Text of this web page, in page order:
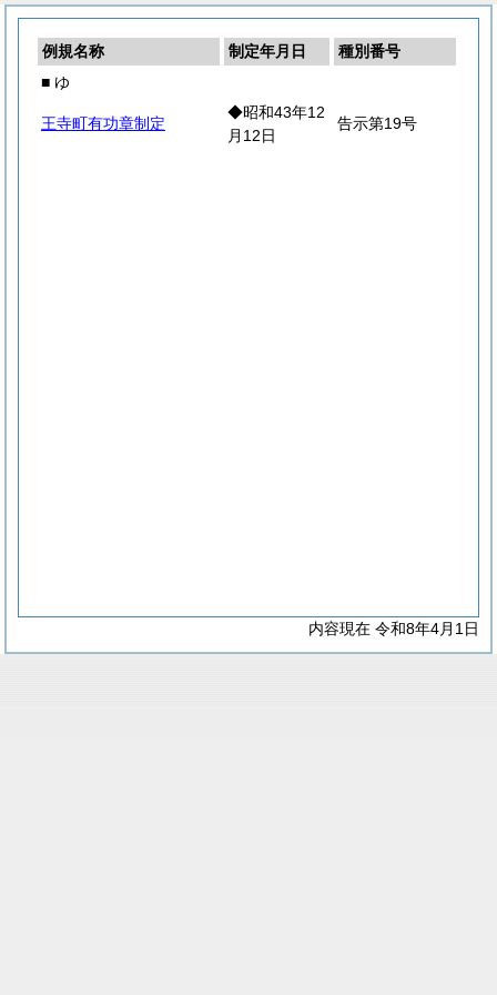
例規名称 制定年月日
種別番号
■ ゆ
王寺町有功章制定
◆昭和43年12
月12日
告示第19号
内容現在 令和8年4月1日